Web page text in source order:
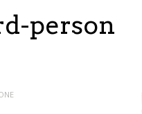
person